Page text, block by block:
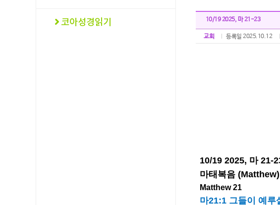
10/19 2025, 마 21-23
교회 등록일 2025.10.12